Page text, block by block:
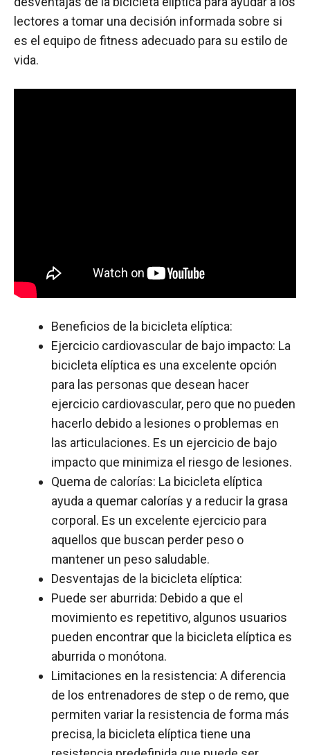
lectores a tomar una decisión informada sobre si
es el equipo de fitness adecuado para su estilo de
vida.
Beneficios de la bicicleta elíptica:
Ejercicio cardiovascular de bajo impacto: La
bicicleta elíptica es una excelente opción
para las personas que desean hacer
ejercicio cardiovascular, pero que no pueden
hacerlo debido a lesiones o problemas en
las articulaciones. Es un ejercicio de bajo
impacto que minimiza el riesgo de lesiones.
Quema de calorías: La bicicleta elíptica
ayuda a quemar calorías y a reducir la grasa
corporal. Es un excelente ejercicio para
aquellos que buscan perder peso o
mantener un peso saludable.
Desventajas de la bicicleta elíptica:
Puede ser aburrida: Debido a que el
movimiento es repetitivo, algunos usuarios
pueden encontrar que la bicicleta elíptica es
aburrida o monótona.
Limitaciones en la resistencia: A diferencia
de los entrenadores de step o de remo, que
permiten variar la resistencia de forma más
precisa, la bicicleta elíptica tiene una